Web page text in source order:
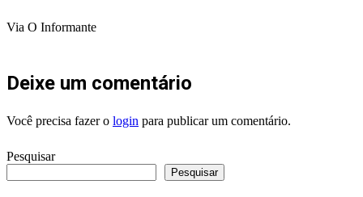
Via O Informante
Deixe um comentário
Você precisa fazer o login para publicar um comentário.
Pesquisar
Pesquisar